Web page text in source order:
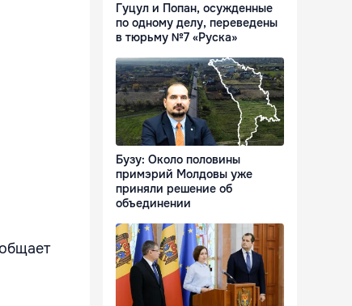
Гуцул и Попан, осужденные
по одному делу, переведены
в тюрьму №7 «Руска»
Бузу: Около половины
примэрий Молдовы уже
приняли решение об
объединении